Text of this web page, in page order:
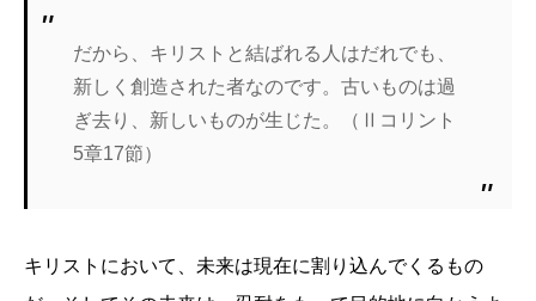
だから、キリストと結ばれる人はだれでも、
新しく創造された者なのです。古いものは過
ぎ去り、新しいものが生じた。（Ⅱコリント
5章17節）
キリストにおいて、未来は現在に割り込んでくるもの